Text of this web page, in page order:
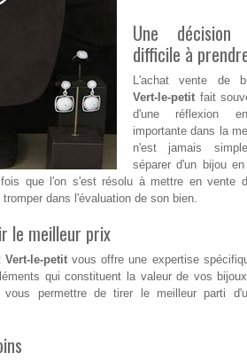
Une décision
difficile à
L'achat vente de
Vert-le-petit fait
d'une réflexion
importante dans la
n'est jamais
séparer d'un bijou
que l'on s'est résolu à mettre en vente
dans l'évaluation de son bien.
le meilleur prix
Vert-le-petitvous offre une expertise
qui constituent la valeur de vos bijoux
permettre de tirer le meilleur parti